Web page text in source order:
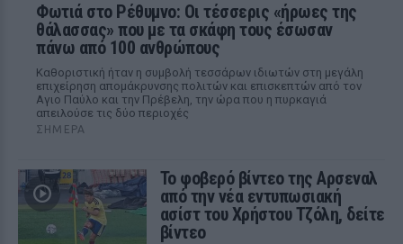
Φωτιά στο Ρέθυμνο: Οι τέσσερις «ήρωες της
θάλασσας» που με τα σκάφη τους έσωσαν
πάνω από 100 ανθρώπους
Καθοριστική ήταν η συμβολή τεσσάρων ιδιωτών στη μεγάλη
επιχείρηση απομάκρυνσης πολιτών και επισκεπτών από τον
Αγιο Παύλο και την Πρέβελη, την ώρα που η πυρκαγιά
απειλούσε τις δύο περιοχές
ΣΉΜΕΡΑ
Το φοβερό βίντεο της Αρσεναλ
από την νέα εντυπωσιακή
ασίστ του Χρήστου Τζόλη, δείτε
βίντεο